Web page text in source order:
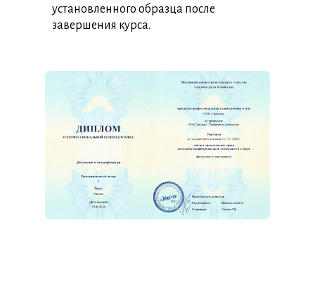
установленного образца после
завершения курса.